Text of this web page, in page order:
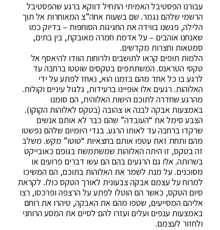
עבורנו הפסטיבל האמיתי התחיל דווקא ברגע שהפסטיבל
הרשמי שלהם נגמר. שם בשעות אחה”צ המאוחרות אל תוך
הלילה, פגשנו בווידה את החגיגות הסוחפות – בדיוק כמו
שאנחנו אוהבים – על אדמת חמרה מאובקת, בין בתים,
סמטאות וחצרות מקדשים.
הלמות תופים קראו לתושבים ולרוחות הוודו להיאסף אל
טקסי הטראנס. המשתתפים בטקסים שוטטו ברחבה עד
לרגע בו כל אחד מהם בזמנו הוא, נאחז לפתע על ידי
האלוהות. רגעים אלו אופיינו ברעידות, גלגול עיניים וקולות.
מהרגע שחדרה לתוכם הישות האלוהית, הם סומנו
באמצעות אבקה לבנה או צהובה (בטקס לאלוהות הקוקו).
הצבע סימל את “העובדה” שהם כבר לא אותם אנשים
שרקדו ברחבה עד לאותו הרגע. בגדי היומיום שלהם נפשטו
מהם ותחת זאת עטפו אותם בחצאיות “טוטו” מקש. משלב
זה בטקס, זו היתה האלוהות שמשתמשת בגופם כאובייקט
בשרותה. אלו גם הרגעים בהם הם עשו דברים פרועים או
מסוכנים. על מנת לשמר את האלוהות בתוכם, הם המשיכו
למרוח על עצמם אבקה צבעונית לאורך הטקס כולו. לקראת
סיום הטקס, כאשר הם הוטלו לפתע על הרצפה ופרכסו, רצו
אליהם המסייעים, שטפו מהם את האבקה, טיהרו את רוחם
באמצעות ענפים ועלים ועזרו להם לסיים את המסע הרוחני
ולחזור לעצמם.